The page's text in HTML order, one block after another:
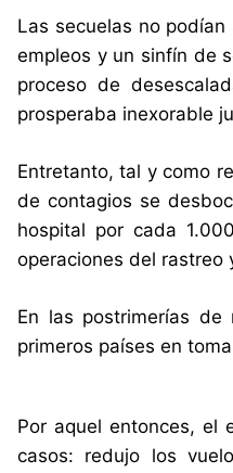
Las secuelas no
empleos y un sinfín de
proceso de
prosperaba inexorable
Entretanto, tal y como
de contagios se
hospital por cada
operaciones del rastreo
En las postrimerías
primeros países en
Por aquel entonces, el
casos: redujo los